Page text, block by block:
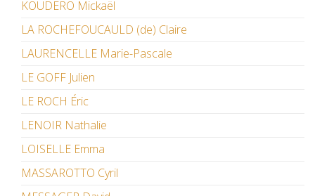
KOUDERO Mickaël
LA ROCHEFOUCAULD (de) Claire
LAURENCELLE Marie-Pascale
LE GOFF Julien
LE ROCH Éric
LENOIR Nathalie
LOISELLE Emma
MASSAROTTO Cyril